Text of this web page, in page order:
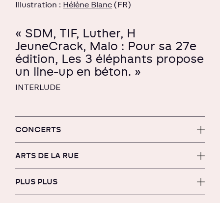
Illustration : Hélène Blanc (FR)
« SDM, TIF, Luther, H
JeuneCrack, Malo : Pour sa 27e
édition, Les 3 éléphants propose
un line-up en béton. »
INTERLUDE
CONCERTS
ARTS DE LA RUE
PLUS PLUS